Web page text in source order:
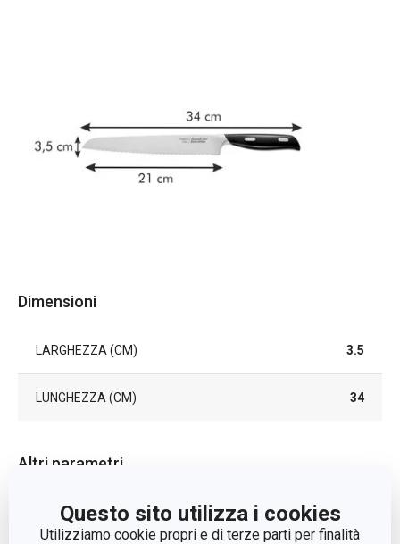
Questo sito utilizza i cookies
Utilizziamo cookie propri e di terze parti per finalità
Dimensioni
LARGHEZZA (CM) 3.5
LUNGHEZZA (CM) 34
Altri parametri
CATEGORIA coltelli